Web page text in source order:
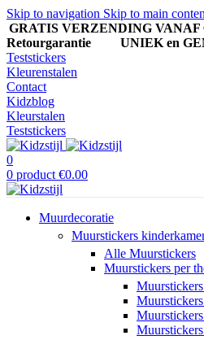
Skip to navigation Skip to main
GRATIS VERZENDING
Retourgarantie UNIEK en
Teststickers
Kleurenstalen
Contact
Kidzblog
Kleurstalen
Teststickers
0
0 product €0.00
Muurdecoratie
Muurstickers
Alle Muurstickers
Muurstickers per